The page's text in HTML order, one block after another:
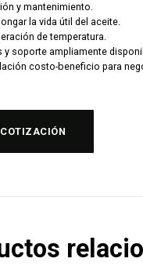
y mantenimiento.
la vida útil del aceite.
de temperatura.
y soporte ampliamente
costo-beneficio para